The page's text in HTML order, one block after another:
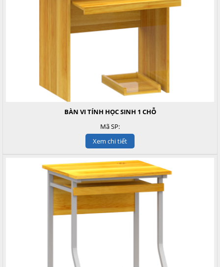
BÀN VI TÍNH HỌC SINH 1 CHỖ
Mã SP:
Xem chi tiết